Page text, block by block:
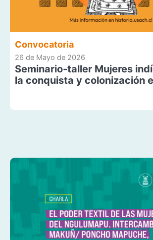
Convocatoria
26 de Mayo de 2026
Seminario-taller Mujeres
la conquista y colonización